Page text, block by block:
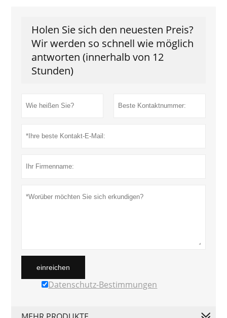
Holen Sie sich den neuesten Preis?
Wir werden so schnell wie möglich
antworten (innerhalb von 12
Stunden)
einreichen
Datenschutz-Bestimmungen